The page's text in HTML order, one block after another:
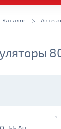
Каталог Авто